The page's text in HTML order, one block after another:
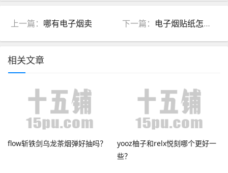
上一篇： 哪有电子烟卖 下一篇： 电子烟贴纸怎么贴悦刻五代(电子烟烟纸怎么贴)
相关文章
flow斩铁剑乌龙茶烟弹好抽吗？
yooz柚子和relx悦刻哪个更好一
些？